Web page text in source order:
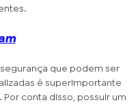
que podem ser
é superimportante
conta disso, possuir um